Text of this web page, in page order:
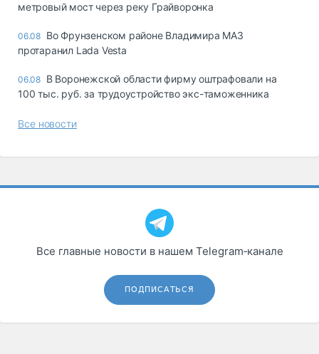
метровый мост через реку Грайворонка
06.08 Во Фрунзенском районе Владимира МАЗ
протаранил Lada Vesta
06.08 В Воронежской области фирму оштрафовали на
100 тыс. руб. за трудоустройство экс-таможенника
Все новости
Все главные новости в нашем Telegram‑канале
ПОДПИСАТЬСЯ